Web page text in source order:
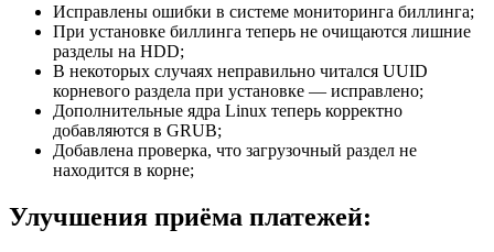
Исправлены ошибки в системе мониторинга биллинга;
При установке биллинга теперь не очищаются лишние
разделы на HDD;
В некоторых случаях неправильно читался UUID
корневого раздела при установке — исправлено;
Дополнительные ядра Linux теперь корректно
добавляются в GRUB;
Добавлена проверка, что загрузочный раздел не
находится в корне;
Улучшения приёма платежей: